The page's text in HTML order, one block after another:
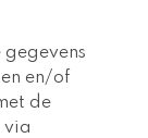
en/of
de
via